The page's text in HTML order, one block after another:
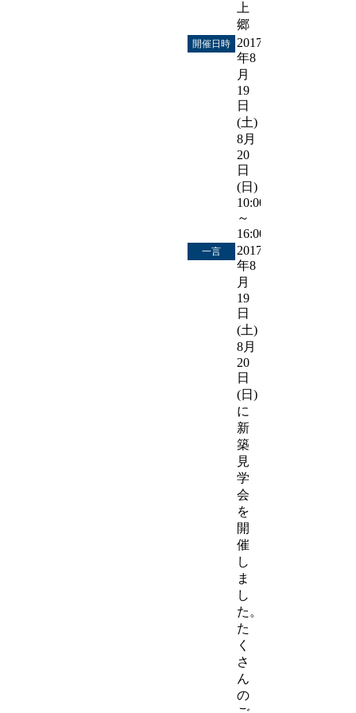
上
郷
開催日時
2017
年8
月
19
日
(土)・
8月
20
日
(日)
10:00
～
16:00
一言
2017
年8
月
19
日
(土)・
8月
20
日
(日)
に
新
築
見
学
会
を
開
催
し
ま
し
た。
た
く
さ
ん
の